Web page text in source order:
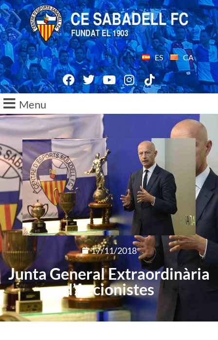
ES CA
Menu
17/11/2018
Junta General Extraordinària
d’Accionistes